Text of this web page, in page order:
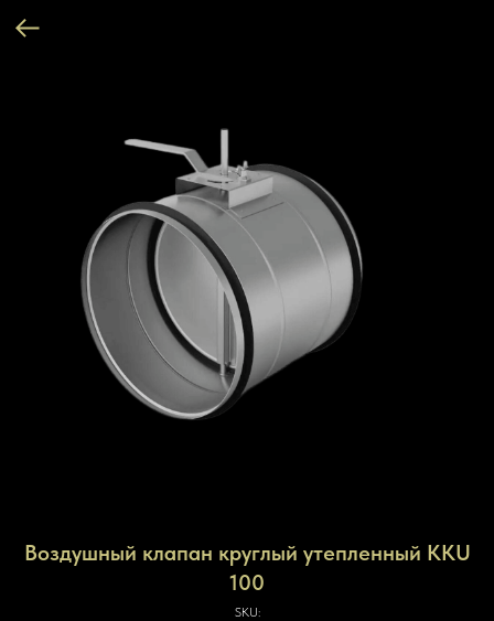
Воздушный клапан круглый утепленный KKU
100
SKU: